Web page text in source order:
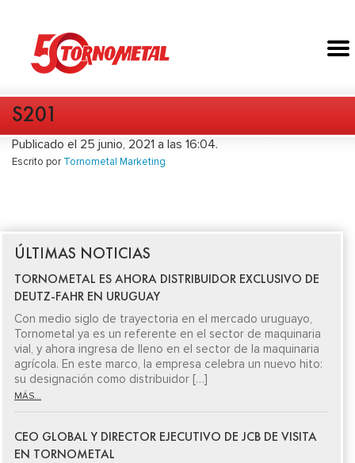
S201
Publicado el 25 junio, 2021 a las 16:04.
Escrito por Tornometal Marketing
ÚLTIMAS NOTICIAS
TORNOMETAL ES AHORA DISTRIBUIDOR EXCLUSIVO DE
DEUTZ-FAHR EN URUGUAY
Con medio siglo de trayectoria en el mercado uruguayo,
Tornometal ya es un referente en el sector de maquinaria
vial, y ahora ingresa de lleno en el sector de la maquinaria
agrícola. En este marco, la empresa celebra un nuevo hito:
su designación como distribuidor […]
MÁS...
CEO GLOBAL Y DIRECTOR EJECUTIVO DE JCB DE VISITA
EN TORNOMETAL